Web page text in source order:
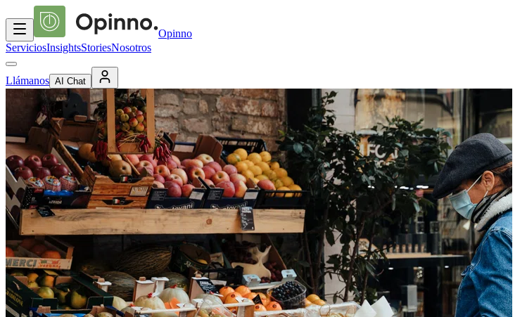
Opinno
ServiciosInsightsStoriesNosotros
Llámanos AI Chat